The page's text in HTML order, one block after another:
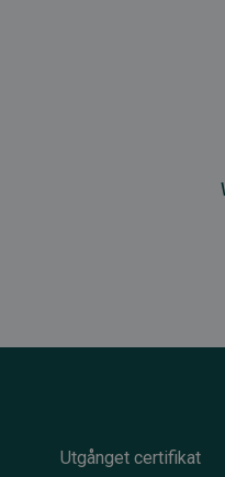
Utgånget certifikat